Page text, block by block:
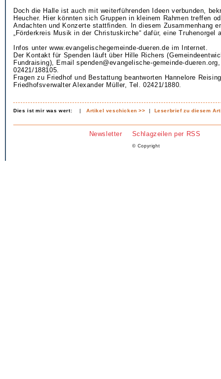
Doch die Halle ist auch mit weiterführenden Ideen verbunden,
Heucher. Hier könnten sich Gruppen in kleinem Rahmen treffen
Andachten und Konzerte stattfinden. In diesem Zusammenhang
„Förderkreis Musik in der Christuskirche“ dafür, eine Truhenorgel
Infos unter www.evangelischegemeinde-dueren.de im Internet.
Der Kontakt für Spenden läuft über Hille Richers
Fundraising), Email spenden@evangelische-gemeinde-
02421/188105.
Fragen zu Friedhof und Bestattung beantworten Hannelore
Friedhofsverwalter Alexander Müller, Tel. 02421/1880.
Dies ist mir was wert: |Artikel veschicken >> | Leserbrief zu diesem
Newsletter Schlagzeilen per RSS
© Copyright